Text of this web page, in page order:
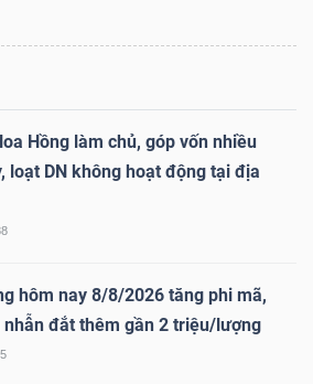
Hồng làm chủ, góp vốn nhiều
loạt DN không hoạt động tại địa
hôm nay 8/8/2026 tăng phi mã,
nhẫn đắt thêm gần 2 triệu/lượng